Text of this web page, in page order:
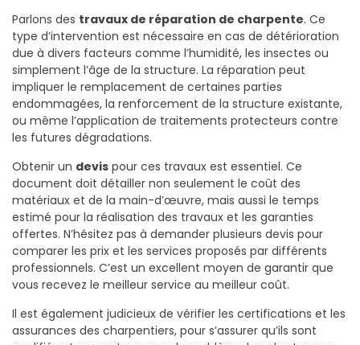
Parlons des travaux de réparation de charpente. Ce
type d’intervention est nécessaire en cas de détérioration
due à divers facteurs comme l’humidité, les insectes ou
simplement l’âge de la structure. La réparation peut
impliquer le remplacement de certaines parties
endommagées, la renforcement de la structure existante,
ou même l’application de traitements protecteurs contre
les futures dégradations.
Obtenir un devis pour ces travaux est essentiel. Ce
document doit détailler non seulement le coût des
matériaux et de la main-d’œuvre, mais aussi le temps
estimé pour la réalisation des travaux et les garanties
offertes. N’hésitez pas à demander plusieurs devis pour
comparer les prix et les services proposés par différents
professionnels. C’est un excellent moyen de garantir que
vous recevez le meilleur service au meilleur coût.
Il est également judicieux de vérifier les certifications et les
assurances des charpentiers, pour s’assurer qu’ils sont